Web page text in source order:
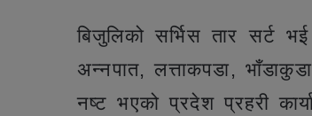
बिजुलिको सर्भिस तार सर्ट
अन्नपात, लत्ताकपडा,
नष्ट भएको प्रदेश प्रहरी